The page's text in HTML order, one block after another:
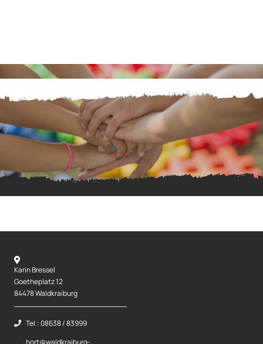
Karin Bressel
Goetheplatz 12
84478 Waldkraiburg
Tel.: 08638 / 83999